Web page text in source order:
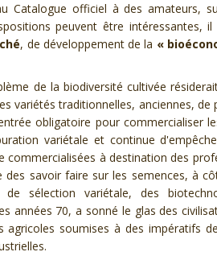
Catalogue officiel à des amateurs,
peuvent être intéressantes,
, de développement de la «
de la biodiversité cultivée
variétés traditionnelles, anciennes, de
obligatoire pour commercialiser
variétale et continue
à destination des
savoir faire sur les semences, à
de sélection variétale, des
années 70, a sonné le glas des
agricoles soumisesà des impératifs